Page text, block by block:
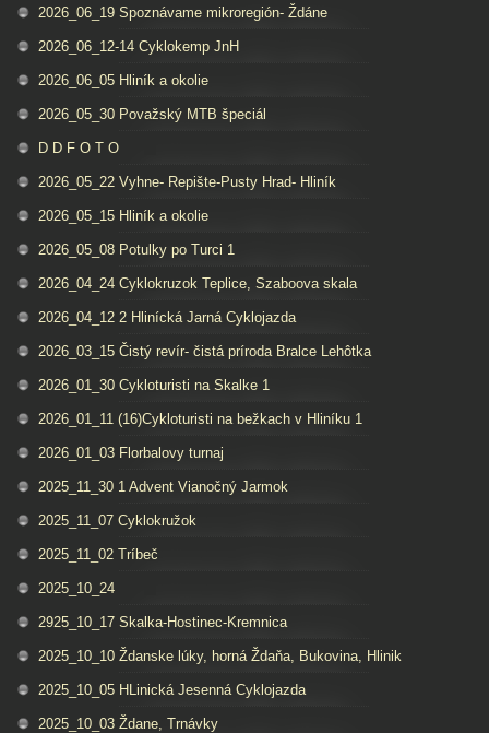
2026_06_19 Spoznávame mikroregión- Ždáne
2026_06_12-14 Cyklokemp JnH
2026_06_05 Hliník a okolie
2026_05_30 Považský MTB špeciál
D D F O T O
2026_05_22 Vyhne- Repište-Pusty Hrad- Hliník
2026_05_15 Hliník a okolie
2026_05_08 Potulky po Turci 1
2026_04_24 Cyklokruzok Teplice, Szaboova skala
2026_04_12 2 Hlinícká Jarná Cyklojazda
2026_03_15 Čistý revír- čistá príroda Bralce Lehôtka
2026_01_30 Cykloturisti na Skalke 1
2026_01_11 (16)Cykloturisti na bežkach v Hliníku 1
2026_01_03 Florbalovy turnaj
2025_11_30 1 Advent Vianočný Jarmok
2025_11_07 Cyklokružok
2025_11_02 Tríbeč
2025_10_24
2925_10_17 Skalka-Hostinec-Kremnica
2025_10_10 Ždanske lúky, horná Ždaňa, Bukovina, Hlinik
2025_10_05 HLinická Jesenná Cyklojazda
2025_10_03 Ždane, Trnávky